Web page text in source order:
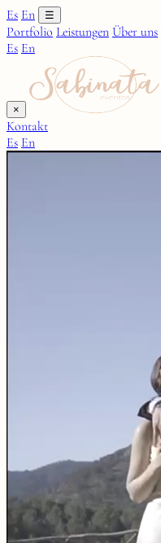
Es En ☰
Portfolio Leistungen Über uns
Es En
×
Kontakt
Es En